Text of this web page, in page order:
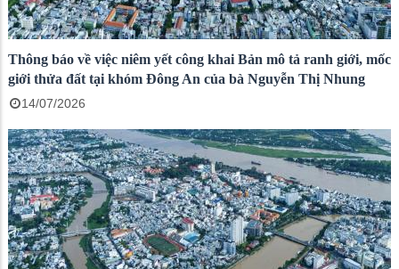
Thông báo về việc niêm yết công khai Bản mô tả ranh giới, mốc
giới thửa đất tại khóm Đông An của bà Nguyễn Thị Nhung
14/07/2026